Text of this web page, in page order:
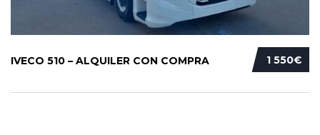
1 550€
IVECO 510 – ALQUILER CON COMPRA